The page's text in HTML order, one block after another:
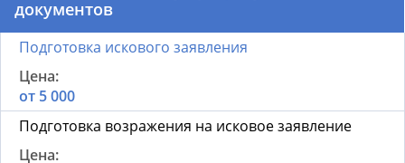
документов
Подготовка искового заявления
от 5 000
Подготовка возражения на исковое заявление